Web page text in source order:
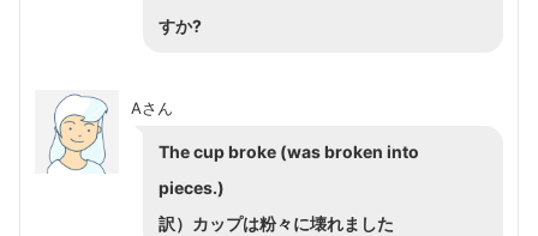
すか?
Aさん
The cup broke (was broken into
pieces.)
訳）カップは粉々に壊れました